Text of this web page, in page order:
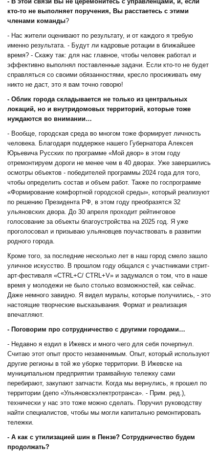
кто-то не выполняет поручения, Вы расстаетесь с этими
членами команды?
- Нас жители оценивают по результату, и от каждого я требую
именно результата. - Будут ли кадровые ротации в ближайшее
время? - Скажу так: для нас главное, чтобы человек работал и
эффективно выполнял поставленные задачи. Если кто-то не будет
справляться со своими обязанностями, кресло просиживать ему
никто не даст, это я вам точно говорю!
- Облик города складывается не только из центральных
локаций, но и внутридомовых территорий, которые тоже
нуждаются во внимании…
- Вообще, городская среда во многом тоже формирует личность
человека. Благодаря поддержке нашего Губернатора Алексея
Юрьевича Русских по программе «Мой двор» в этом году
отремонтируем дороги не менее чем в 40 дворах. Уже завершились
осмотры объектов - победителей программы 2024 года для того,
чтобы определить состав и объем работ. Также по госпрограмме
«Формирование комфортной городской среды», который реализуют
по решению Президента РФ, в этом году преобразятся 32
ульяновских двора. До 30 апреля проходит рейтинговое
голосование за объекты благоустройства на 2025 год. Я уже
проголосовал и призываю ульяновцев поучаствовать в развитии
родного города.
Кроме того, за последние несколько лет в наш город смело зашло
уличное искусство. В прошлом году общался с участниками стрит-
арт-фестиваля «CTRL+C/ CTRL+V» и задумался о том, что в наше
время у молодежи не было столько возможностей, как сейчас.
Даже немного завидно. Я видел муралы, которые получились, - это
настоящие творческие высказывания. Формат и реализация
впечатляют.
- Поговорим про сотрудничество с другими городами…
- Недавно я ездил в Ижевск и много чего для себя почерпнул.
Считаю этот опыт просто незаменимым. Опыт, который используют
другие регионы в той же уборке территории. В Ижевске на
муниципальном предприятии трамвайную тележку сами
перебирают, закупают запчасти. Когда мы вернулись, я прошел по
территории (депо «Ульяновскэлектротранса». - Прим. ред.),
технически у нас это тоже можно сделать. Поручил руководству
найти специалистов, чтобы мы могли капитально ремонтировать
тележки.
- А как с утилизацией шин в Пензе? Сотрудничество будем
продолжать?